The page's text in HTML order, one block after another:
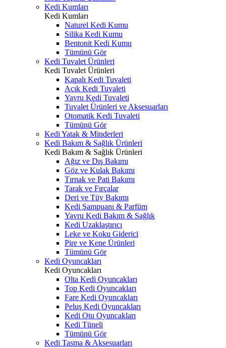
Kedi Kumları
Kedi Kumları
Naturel Kedi Kumu
Silika Kedi Kumu
Bentonit Kedi Kumu
Tümünü Gör
Kedi Tuvalet Ürünleri
Kedi Tuvalet Ürünleri
Kapalı Kedi Tuvaleti
Açık Kedi Tuvaleti
Yavru Kedi Tuvaleti
Tuvalet Ürünleri ve Aksesuarları
Otomatik Kedi Tuvaleti
Tümünü Gör
Kedi Yatak & Minderleri
Kedi Bakım & Sağlık Ürünleri
Kedi Bakım & Sağlık Ürünleri
Ağız ve Dış Bakımı
Göz ve Kulak Bakımı
Tırnak ve Pati Bakımı
Tarak ve Fırçalar
Deri ve Tüy Bakımı
Kedi Şampuanı & Parfüm
Yavru Kedi Bakım & Sağlık
Kedi Uzaklaştırıcı
Leke ve Koku Giderici
Pire ve Kene Ürünleri
Tümünü Gör
Kedi Oyuncakları
Kedi Oyuncakları
Olta Kedi Oyuncakları
Top Kedi Oyuncakları
Fare Kedi Oyuncakları
Peluş Kedi Oyuncakları
Kedi Otu Oyuncakları
Kedi Tüneli
Tümünü Gör
Kedi Tasma & Aksesuarları